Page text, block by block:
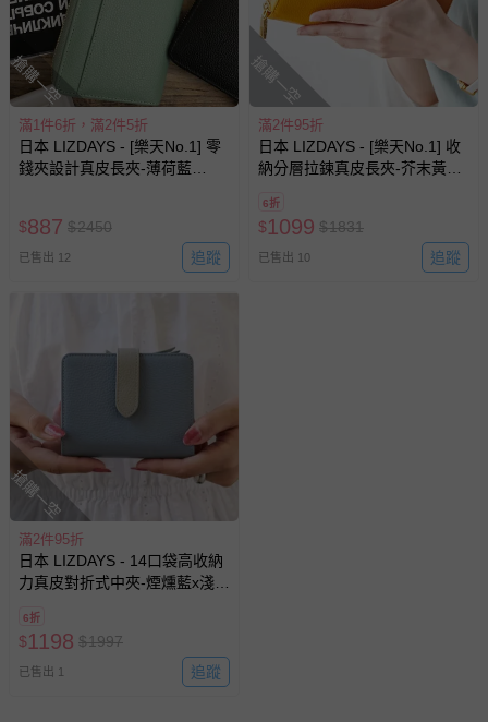
搶購一空
滿1件6折，滿2件5折
日本 LIZDAYS - [樂天No.1] 零
錢夾設計真皮長夾-薄荷藍
$887 $2450
已售出 12 追蹤
搶購一空
滿2件95折
日本 LIZDAYS - [樂天No.1] 收
納分層拉鍊真皮長夾-芥末黃
6折
$1099 $1831
已售出 10 追蹤
搶購一空
滿2件95折
日本 LIZDAYS - 14口袋高收納
力真皮對折式中夾-煙燻藍x淺灰
6折
$1198 $1997
已售出 1 追蹤